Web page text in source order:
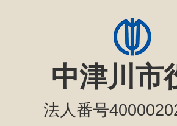
中津川市
法人番号